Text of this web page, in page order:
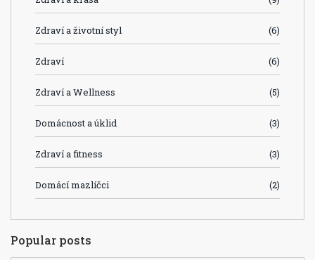
Zdraví a životní styl (6)
Zdraví (6)
Zdraví a Wellness (5)
Domácnost a úklid (3)
Zdraví a fitness (3)
Domácí mazlíčci (2)
Popular posts